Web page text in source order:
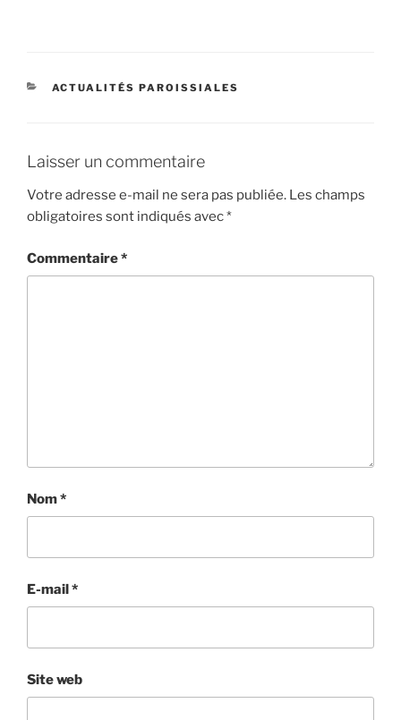
CATÉGORIES
ACTUALITÉS PAROISSIALES
Laisser un commentaire
Votre adresse e-mail ne sera pas publiée. Les champs
obligatoires sont indiqués avec*
Commentaire*
Nom*
E-mail*
Site web